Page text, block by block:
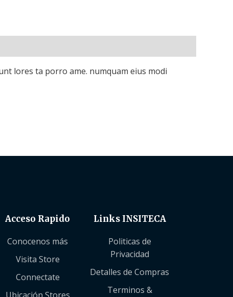
lores ta porro ame. numquam eius modi
Acceso Rapido
Conocenos más
Visita Store
Connectate
Links INSITECA
Politicas de
Privacidad
Detalles de Compras
Terminos &